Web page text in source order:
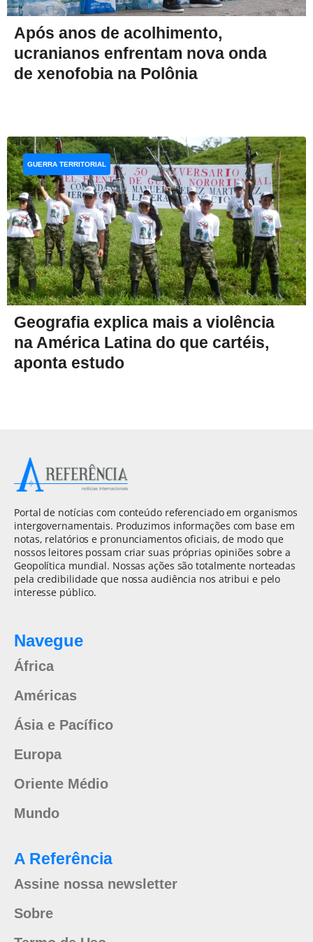
Após anos de acolhimento,
ucranianos enfrentam nova onda
de xenofobia na Polônia
Geografia explica mais a violência
na América Latina do que cartéis,
aponta estudo
GUERRA TERRITORIAL
Portal de notícias com conteúdo referenciado em organismos
intergovernamentais. Produzimos informações com base em
notas, relatórios e pronunciamentos oficiais, de modo que
nossos leitores possam criar suas próprias opiniões sobre a
Geopolítica mundial. Nossas ações são totalmente norteadas
pela credibilidade que nossa audiência nos atribui e pelo
interesse público.
Navegue
África
Américas
Ásia e Pacífico
Europa
Oriente Médio
Mundo
A Referência
Assine nossa newsletter
Sobre